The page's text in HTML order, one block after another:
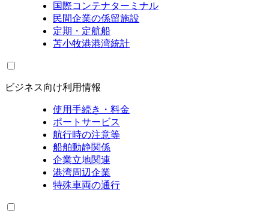
国際コンテナターミナル
民間企業の係留施設
定期・定航船
苫小牧港港湾統計
ビジネス向け利用情報
使用手続き・料金
ポートサービス
航行時の注意等
船舶動静関係
企業立地関連
港湾周辺企業
特殊車両の通行